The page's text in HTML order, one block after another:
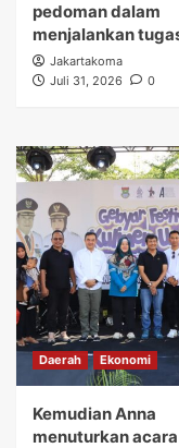
pedoman dalam
menjalankan
Jakartakoma
Juli 31, 2026
0
Daerah Ekonomi
Kemudian Anna
menuturkan acara